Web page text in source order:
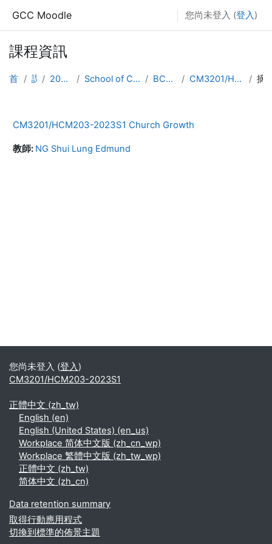
GCC Moodle 您尚未登入 (登入 )
課程資訊
首頁 課程 2023-2024 School of Christian Ministry BCM/HDCM CM3201/HCM203-2023S1
CM3201/HCM203-2023S1 Church Growth
教師: NG Shui Lung Edmund
您尚未登入 (登入)
CM3201/HCM203-2023S1
正體中文 ‎(zh_tw)‎
English ‎(en)‎
English (United States) ‎(en_us)‎
Workplace 简体中文版 ‎(zh_cn_wp)‎
Workplace 繁體中文版 ‎(zh_tw_wp)‎
正體中文 ‎(zh_tw)‎
简体中文 ‎(zh_cn)‎
Data retention summary
取得行動應用程式
切換到標準的佈景主題